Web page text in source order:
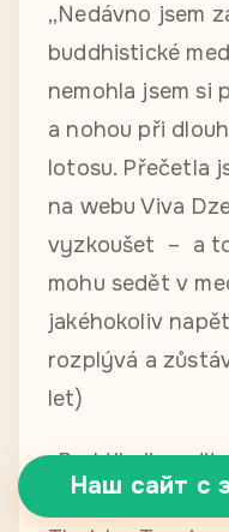
Наш сайт с
„Nedávno jsem
buddhistické
nemohla jsem si
a nohou při
lotosu. Přečetla
na webu Viva
vyzkoušet – a
mohu sedět v
jakéhokoliv
rozplývá a
let)
„Praktikuji
jsem žil v